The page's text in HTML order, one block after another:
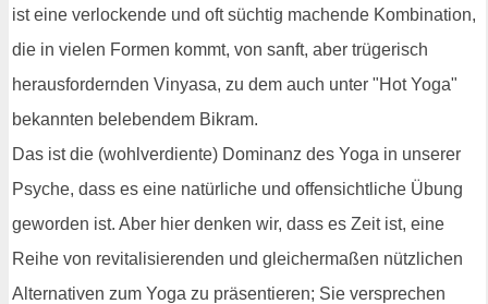
ist eine verlockende und oft süchtig machende Kombination,
die in vielen Formen kommt, von sanft, aber trügerisch
herausfordernden Vinyasa, zu dem auch unter "Hot Yoga"
bekannten belebendem Bikram.
Das ist die (wohlverdiente) Dominanz des Yoga in unserer
Psyche, dass es eine natürliche und offensichtliche Übung
geworden ist. Aber hier denken wir, dass es Zeit ist, eine
Reihe von revitalisierenden und gleichermaßen nützlichen
Alternativen zum Yoga zu präsentieren; Sie versprechen